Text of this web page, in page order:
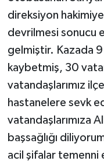
direksiyon
devrilmesi sonucu
gelmiştir. Kazada 9
kaybetmiş, 30
vatandaşlarımız
hastanelere sevk
vatandaşlarımıza
başsağlığı
acil şifalar temenni